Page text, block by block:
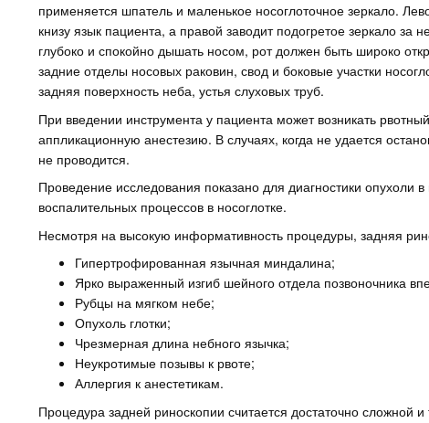
применяется шпатель и маленькое носоглоточное зеркало.
книзу язык пациента, а правой заводит подогретое зеркало за
глубоко и спокойно дышать носом, рот должен быть широко
задние отделы носовых раковин, свод и боковые участки
задняя поверхность неба, устья слуховых труб.
При введении инструмента у пациента может возникать
аппликационную анестезию. В случаях, когда не удается
не проводится.
Проведение исследования показано для диагностики опухоли
воспалительных процессов в носоглотке.
Несмотря на высокую информативность процедуры, задняя
Гипертрофированная язычная миндалина;
Ярко выраженный изгиб шейного отдела позвоночника
Рубцы на мягком небе;
Опухоль глотки;
Чрезмерная длина небного язычка;
Неукротимые позывы к рвоте;
Аллергия к анестетикам.
Процедура задней риноскопии считается достаточно сложной